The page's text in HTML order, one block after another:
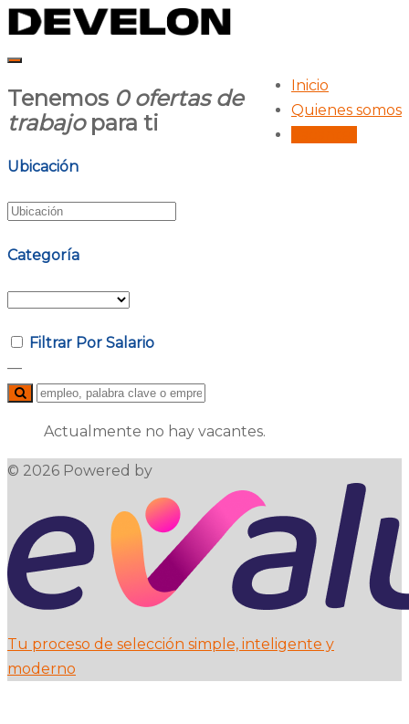
Inicio
Quienes somos
Tenemos 0 ofertas de
trabajopara ti
Ubicación
Categoría
Filtrar Por Salario
—
Actualmente no hay vacantes.
© 2026 Powered by
Tu proceso de selección simple, inteligente y
moderno